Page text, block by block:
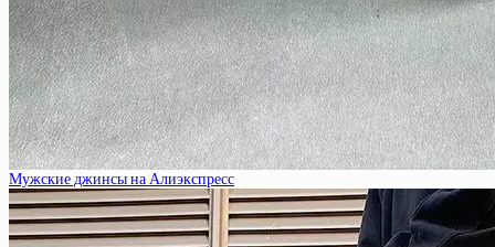
Мужские джинсы на Алиэкспресс